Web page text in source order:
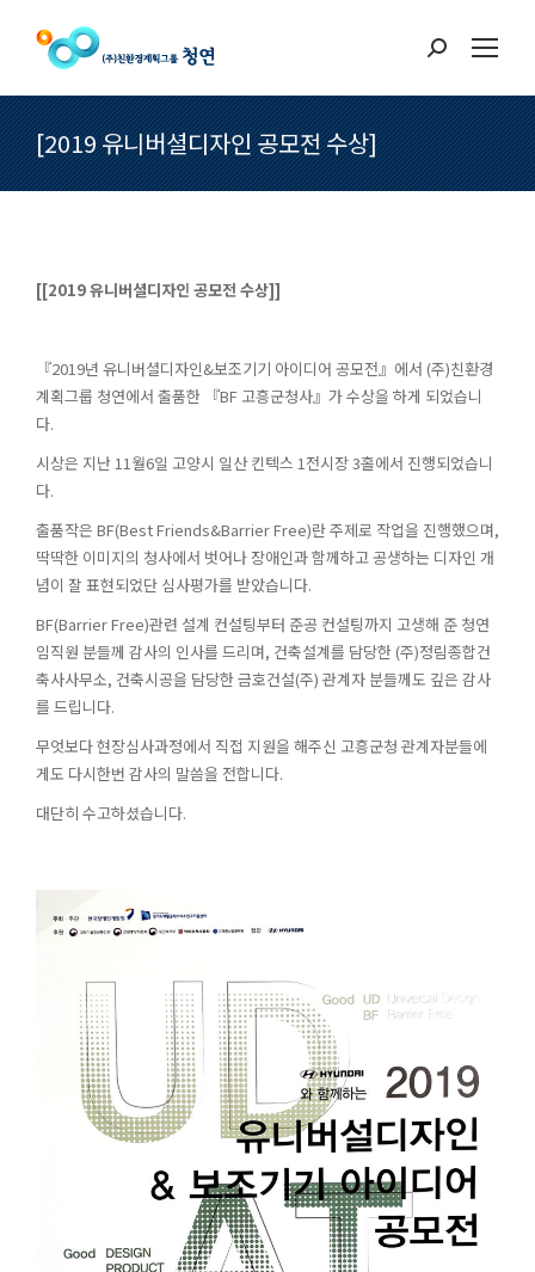
Search:
[2019 유니버셜디자인 공모전 수상]
[[2019 유니버셜디자인 공모전 수상]]
『2019년 유니버셜디자인&보조기기 아이디어 공모전』에서 (주)친환경
계획그룹 청연에서 출품한 『BF 고흥군청사』가 수상을 하게 되었습니
다.
시상은 지난 11월6일 고양시 일산 킨텍스 1전시장 3홀에서 진행되었습니
다.
출품작은 BF(Best Friends&Barrier Free)란 주제로 작업을 진행했으며,
딱딱한 이미지의 청사에서 벗어나 장애인과 함께하고 공생하는 디자인 개
념이 잘 표현되었단 심사평가를 받았습니다.
BF(Barrier Free)관련 설계 컨설팅부터 준공 컨설팅까지 고생해 준 청연
임직원 분들께 감사의 인사를 드리며, 건축설계를 담당한 (주)정림종합건
축사사무소, 건축시공을 담당한 금호건설(주) 관계자 분들께도 깊은 감사
를 드립니다.
무엇보다 현장심사과정에서 직접 지원을 해주신 고흥군청 관계자분들에
게도 다시한번 감사의 말씀을 전합니다.
대단히 수고하셨습니다.